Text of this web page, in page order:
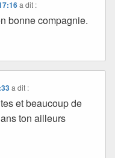
a dit :
bonne compagnie.
a dit :
et beaucoup de
ton ailleurs